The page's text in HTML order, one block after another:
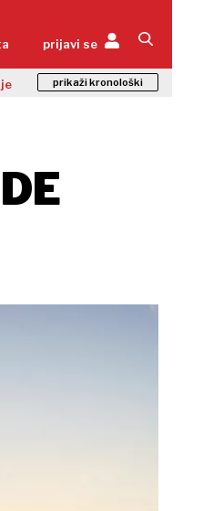
prijavi se
prikaži kronološki